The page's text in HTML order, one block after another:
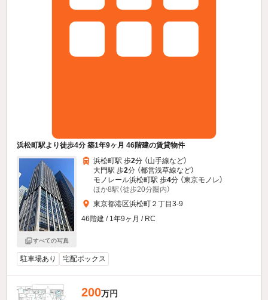
浜松町駅より徒歩4分 築1年9ヶ月 46階建の賃貸物件
すべての写真
浜松町駅 歩2分 （山手線など）
大門駅 歩2分 （都営浅草線など）
モノレール浜松町駅 歩4分 （東京モノレ）
ほか8駅（徒歩20分圏内）
東京都港区浜松町２丁目3-9
46階建 / 1年9ヶ月 / RC
駐車場あり 宅配ボックス
200万円